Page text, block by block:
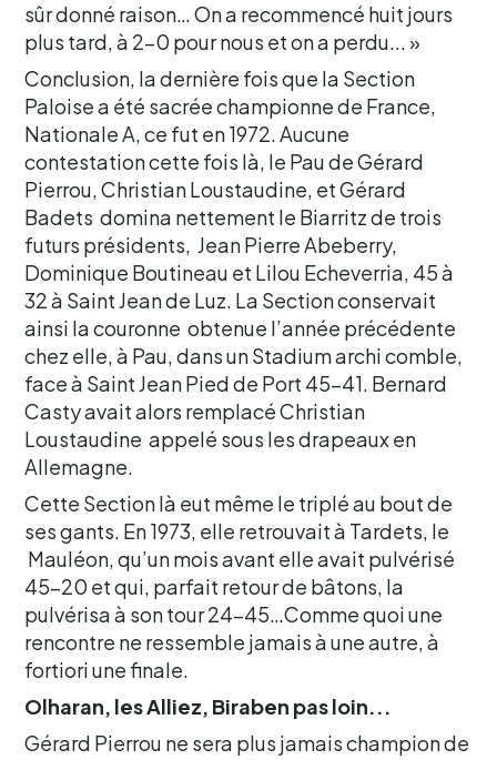
sûr donné raison… On a recommencé huit jours
plus tard, à 2-0 pour nous et on a perdu... »
Conclusion, la dernière fois que la Section
Paloise a été sacrée championne de France,
Nationale A, ce fut en 1972. Aucune
contestation cette fois là, le Pau de Gérard
Pierrou, Christian Loustaudine, et Gérard
Badets domina nettement le Biarritz de trois
futurs présidents, Jean Pierre Abeberry,
Dominique Boutineau et Lilou Echeverria, 45 à
32 à Saint Jean de Luz. La Section conservait
ainsi la couronne obtenue l’année précédente
chez elle, à Pau, dans un Stadium archi comble,
face à Saint Jean Pied de Port 45-41. Bernard
Casty avait alors remplacé Christian
Loustaudine appelé sous les drapeaux en
Allemagne.
Cette Section là eut même le triplé au bout de
ses gants. En 1973, elle retrouvait à Tardets, le
Mauléon, qu’un mois avant elle avait pulvérisé
45-20 et qui, parfait retour de bâtons, la
pulvérisa à son tour 24-45…Comme quoi une
rencontre ne ressemble jamais à une autre, à
fortiori une finale.
Olharan, les Alliez, Biraben pas loin...
Gérard Pierrou ne sera plus jamais champion de